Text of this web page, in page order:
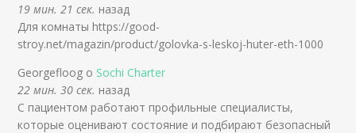
19 мин. 21 сек. назад
Для комнаты https://good-
stroy.net/magazin/product/golovka-s-leskoj-huter-eth-1000
Georgefloog о Sochi Charter
22 мин. 30 сек. назад
С пациентом работают профильные специалисты,
которые оценивают состояние и подбирают безопасный